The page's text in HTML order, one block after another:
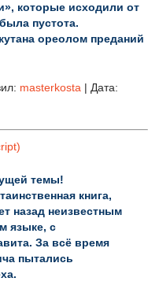
которые исходили от
пустота.
ореолом преданий
masterkosta | Дата:
темы!
книга,
назад неизвестным
языке, с
За всё время
пытались